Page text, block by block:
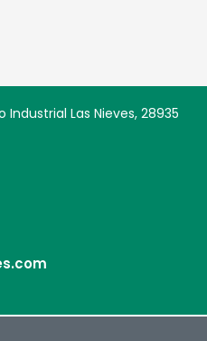
Las Nieves, 28935